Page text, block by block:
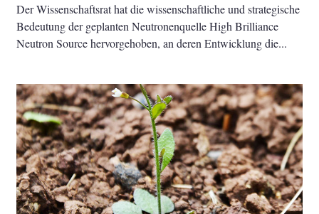
Der Wissenschaftsrat hat die wissenschaftliche und strategische
Bedeutung der geplanten Neutronenquelle High Brilliance
Neutron Source hervorgehoben, an deren Entwicklung die